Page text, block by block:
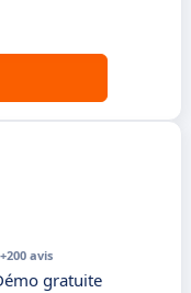
+200 avis
gratuite